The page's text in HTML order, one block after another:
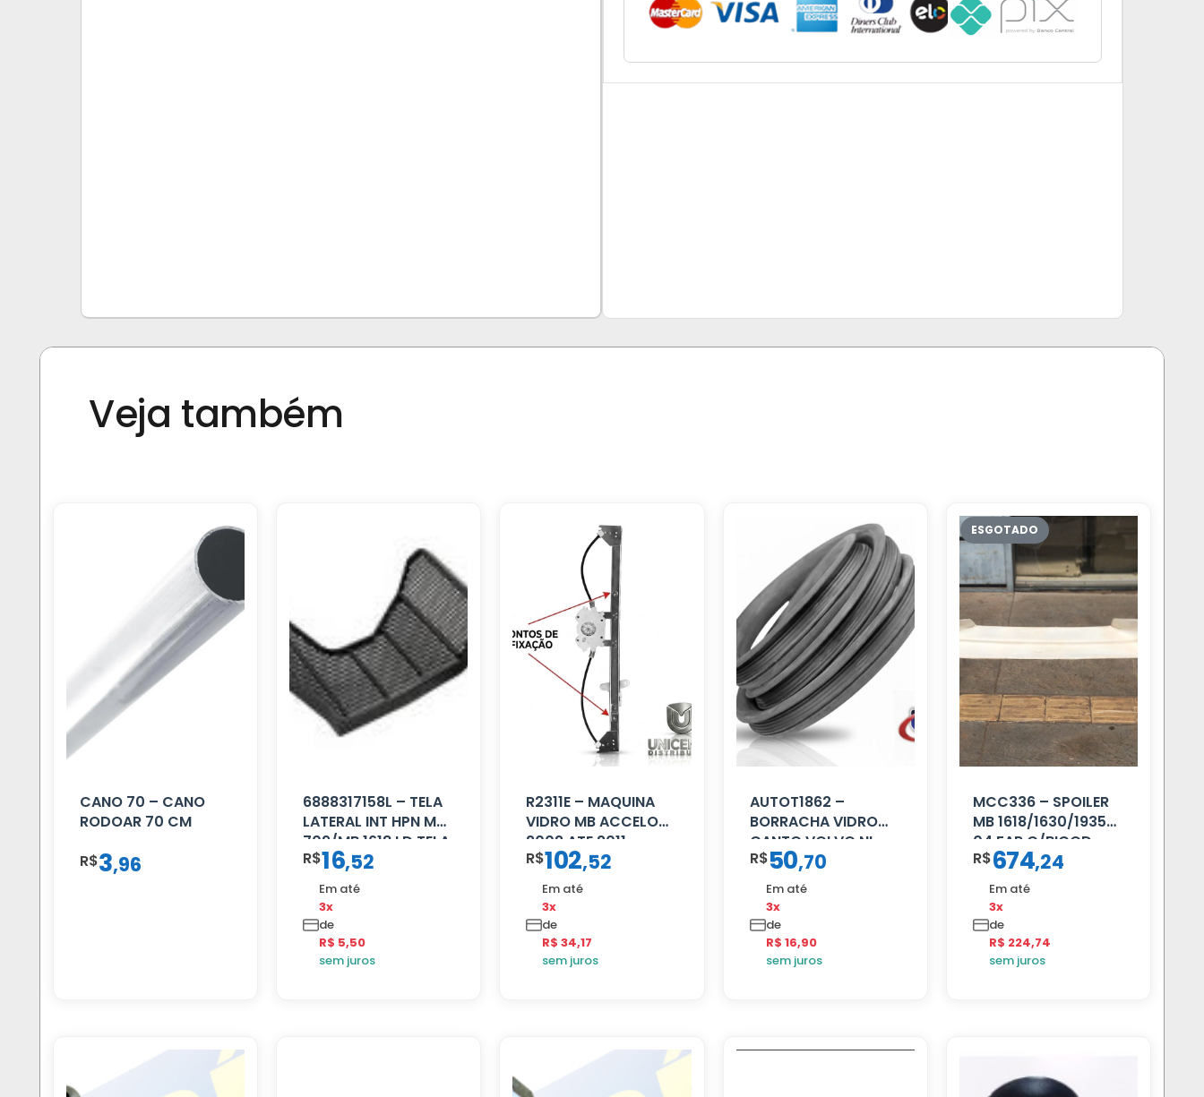
Veja também
CANO 70 – CANO
RODOAR 70 CM
R$3,96
6888317158L – TELA
LATERAL INT HPN MB
709/MB 1618 LD TELA
R$16,52
Em até
3x
de
R$ 5,50
sem juros
R2311E – MAQUINA
VIDRO MB ACCELO
2002 ATE 2011
S/MOTOR LE
R$102,52
Em até
3x
de
R$ 34,17
sem juros
AUTOT1862 –
BORRACHA VIDRO
CANTO VOLVO NL
80/88…
R$50,70
Em até
3x
de
R$ 16,90
sem juros
MCC336 – SPOILER
MB 1618/1630/1935
04 FAR C/BIGOD
R$674,24
Em até
3x
de
R$ 224,74
sem juros